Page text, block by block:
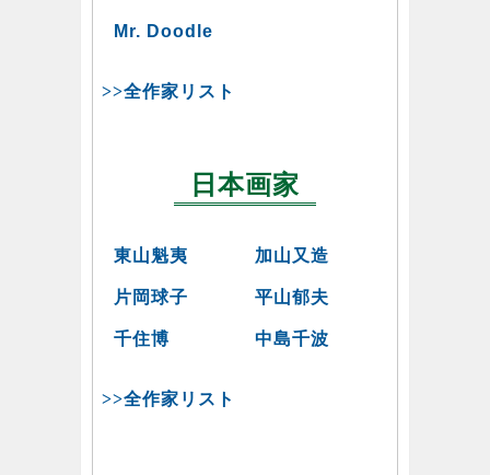
Mr. Doodle
>>全作家リスト
日本画家
東山魁夷 加山又造
片岡球子 平山郁夫
千住博 中島千波
>>全作家リスト